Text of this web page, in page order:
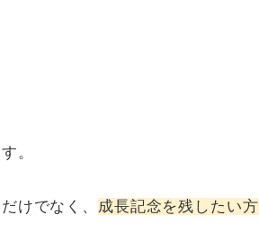
。
けでなく、 成長記念を残したい方